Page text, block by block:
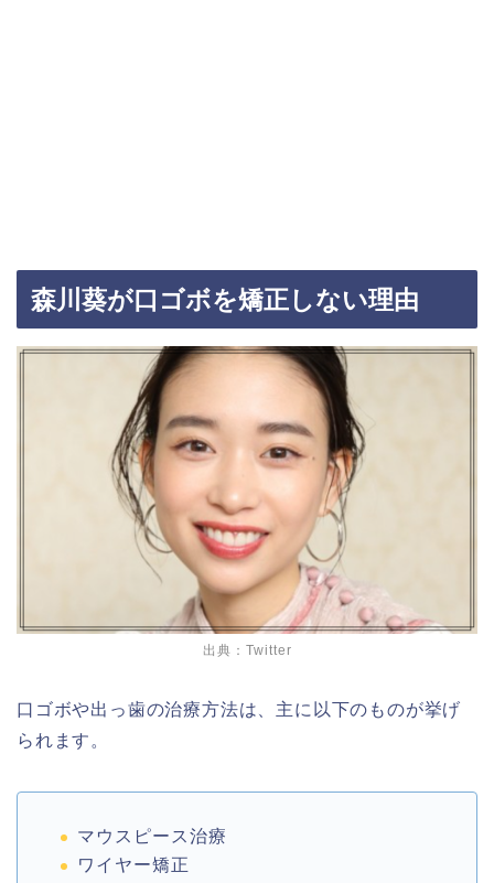
森川葵が口ゴボを矯正しない理由
出典：Twitter
口ゴボや出っ歯の治療方法は、主に以下のものが挙げ
られます。
マウスピース治療
ワイヤー矯正